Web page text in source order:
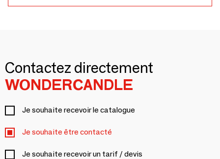
Contactez directement
WONDERCANDLE
Je souhaite recevoir le catalogue
Je souhaite être contacté
Je souhaite recevoir un tarif / devis